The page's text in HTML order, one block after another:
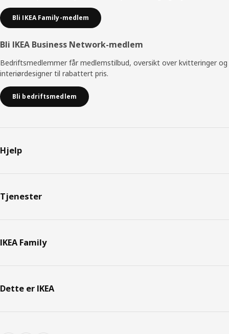
Bli IKEA Family-medlem
Bli IKEA Business Network-medlem
Bedriftsmedlemmer får medlemstilbud, oversikt over kvitteringer og
interiørdesigner til rabattert pris.
Bli bedriftsmedlem
Hjelp
Tjenester
IKEA Family
Dette er IKEA